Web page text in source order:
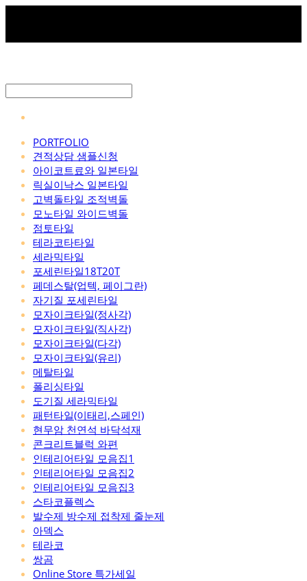
PORTFOLIO
견적상담 샘플신청
아이코트료와 일본타일
릭실이낙스 일본타일
고벽돌타일 조적벽돌
모노타일 와이드벽돌
점토타일
테라코타타일
세라믹타일
포세린타일18T20T
페데스탈(업텍, 페이그란)
자기질 포세린타일
모자이크타일(정사각)
모자이크타일(직사각)
모자이크타일(다각)
모자이크타일(유리)
메탈타일
폴리싱타일
도기질 세라믹타일
패턴타일(이태리,스페인)
현무암 천연석 바닥석재
콘크리트블럭 와편
인테리어타일 모음집1
인테리어타일 모음집2
인테리어타일 모음집3
스타코플렉스
발수제 방수제 접착제 줄눈제
아덱스
테라코
쌍곰
Online Store 특가세일